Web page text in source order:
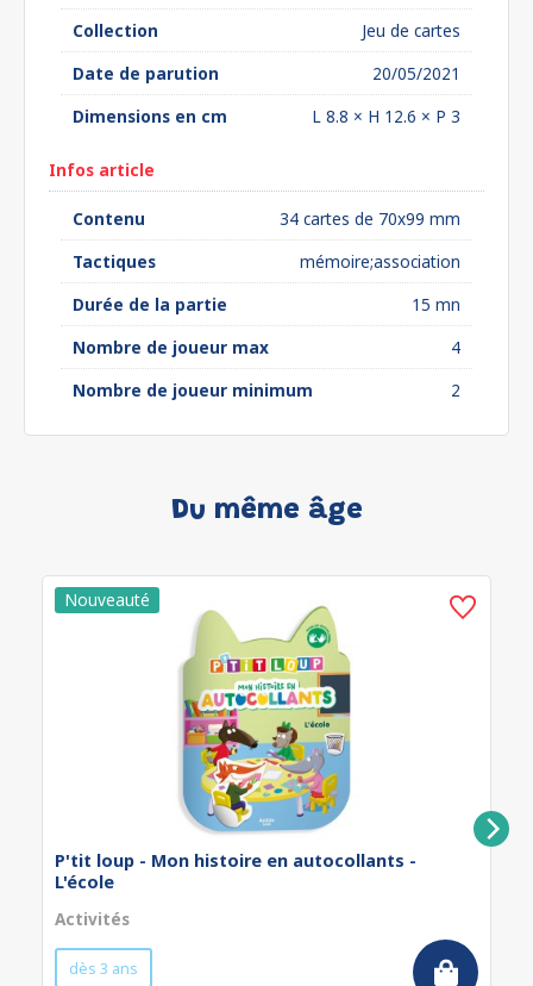
Collection
Jeu de cartes
Date de parution
20/05/2021
Dimensions en cm
L 8.8 × H 12.6 × P 3
Infos article
Contenu
34 cartes de 70x99 mm
Tactiques
mémoire;association
Durée de la partie
15 mn
Nombre de joueur max
4
Nombre de joueur minimum
2
Du même âge
P'tit loup - Mon histoire en autocollants -
L'école
Activités
dès 3 ans